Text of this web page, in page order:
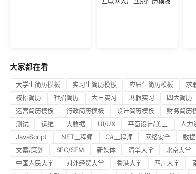
大家都在看
大学生简历模板 实习生简历模板 应届生简历模板 求
校招简历
社招简历 大三实习 寒假实习 四大简历
运营简历模板
行政简历模板 设计简历模板 财务简历
测试
运维 大数据 UI/UX 平面设计/美工 人力
JavaScript
.NET工程师 C#工程师 网络安全 数
文案/策划
SEO/SEM 新媒体 清华大学 北京大学
中国人民大学
对外经贸大学 香港大学 四川大学